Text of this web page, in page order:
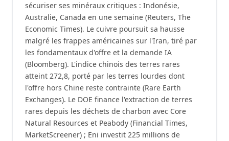
sécuriser ses minéraux critiques : Indonésie,
Australie, Canada en une semaine (Reuters, The
Economic Times). Le cuivre poursuit sa hausse
malgré les frappes américaines sur l'Iran, tiré par
les fondamentaux d'offre et la demande IA
(Bloomberg). L'indice chinois des terres rares
atteint 272,8, porté par les terres lourdes dont
l'offre hors Chine reste contrainte (Rare Earth
Exchanges). Le DOE finance l'extraction de terres
rares depuis les déchets de charbon avec Core
Natural Resources et Peabody (Financial Times,
MarketScreener) ; Eni investit 225 millions de